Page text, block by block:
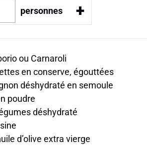
personnes +
ou Carnaroli
en conserve, égouttées
déshydraté en semoule
poudre
déshydraté
d’olive extra vierge